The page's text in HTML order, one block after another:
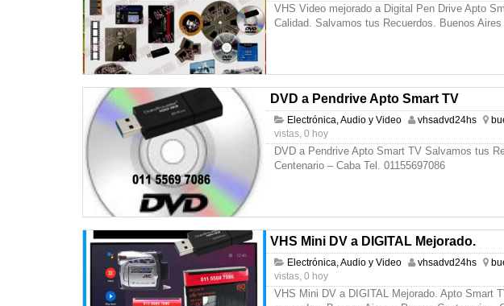
VHS Video mejorado a Digital Pen Drive Apto
Calidad. Salvamos tus Recuerdos. Buenos
DVD a Pendrive Apto Smart TV
Electrónica, Audio y Video vhsadvd24hs
vistas, 0 hoy
DVD a Pendrive Apto Smart TV Salvamos tus
Centenario – Caba Tel. 01155697086
VHS Mini DV a DIGITAL Mejorado.
Electrónica, Audio y Video vhsadvd24hs
vistas, 0 hoy
VHS Mini DV a DIGITAL Mejorado. Apto Smart